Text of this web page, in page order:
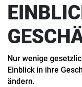
Nur wenige
Einblick in ihre
ändern.